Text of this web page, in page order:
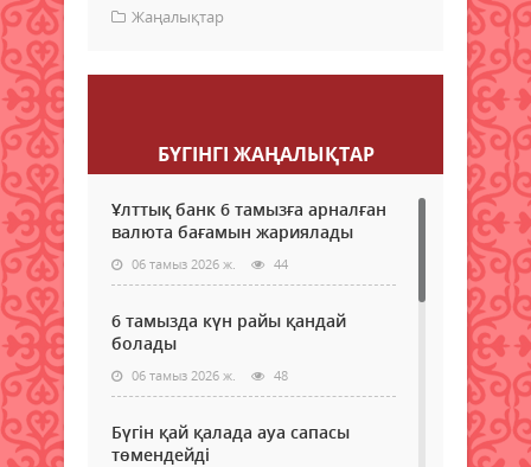
Жаңалықтар
БҮГІНГI ЖАҢАЛЫҚТАР
Ұлттық банк 6 тамызға арналған
валюта бағамын жариялады
06 тамыз 2026 ж. 44
6 тамызда күн райы қандай
болады
06 тамыз 2026 ж. 48
Бүгін қай қалада ауа сапасы
төмендейді